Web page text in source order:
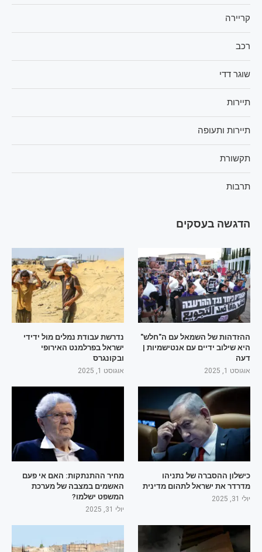
קריירה
רכב
שוגר דדי
תיירות
תיירות ותעופה
תקשורת
תרבות
הדגשה בעסקים
ההזדהות של השמאל עם ה"חלש"
היא שילוב ידיים עם אנטישמיות |
דעה
אוגוסט 1, 2025
נדרשת עבודת נמלים מול ידידי
ישראל בפרלמנט האירופי
ובקונגרס
אוגוסט 1, 2025
כישלון ההסברה של נתניהו
מדרדר את ישראל לתהום מדינית
יולי 31, 2025
מחיר ההתנתקות: האם אי פעם
האשמים במצבה של מערכת
המשפט ישלמו?
יולי 31, 2025